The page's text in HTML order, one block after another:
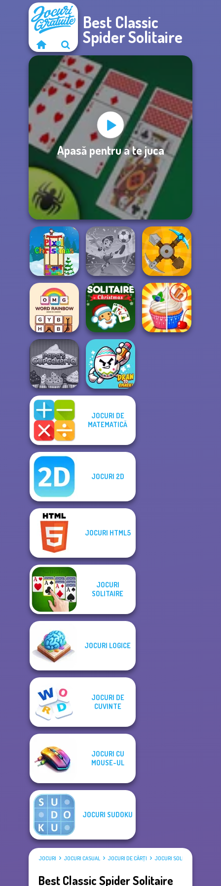
Best Classic
Spider Solitaire
Apasă pentru a te juca
Pixel Christmas
Football
Superstars 2024
Craft Drill
OMG Word
Rainbow
Solitaire Classic
Christmas
Papa's
Cupcakeria
JOCURI DE
MATEMATICĂ
JOCURI 2D
JOCURI HTML5
JOCURI
SOLITAIRE
JOCURI LOGICE
JOCURI DE
CUVINTE
JOCURI CU
MOUSE-UL
JOCURI SUDOKU
JOCURI JOCURI CASUAL JOCURI DE CĂRŢI JOCURI SOLITAIRE
Best Classic Spider Solitaire